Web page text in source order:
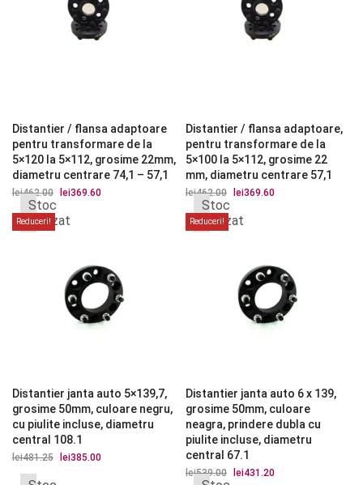
Distantier / flansa adaptoare
pentru transformare de la
5×120 la 5×112, grosime 22mm,
diametru centrare 74,1 – 57,1
lei462.00
Prețul
a
fost:
lei369.60
Distantier / flansa adaptoare,
pentru transformare de la
5×100 la 5×112, grosime 22
mm, diametru centrare 57,1
lei462.00
Prețul
a
fost:
lei369.60
Reduceri!
Stoc
epuizat
Distantier janta auto 5×139,7,
grosime 50mm, culoare negru,
cu piulite incluse, diametru
central 108.1
lei481.25
Prețul
lei385.00
Reduceri!
Stoc
epuizat
Distantier janta auto 6 x 139,
grosime 50mm, culoare
neagra, prindere dubla cu
piulite incluse, diametru
central 67.1
lei539.00
Prețul
lei431.20